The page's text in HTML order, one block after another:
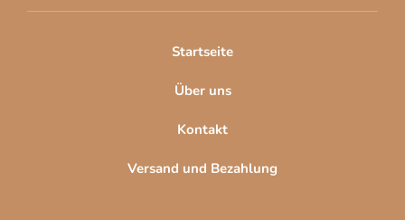
Startseite
Über uns
Kontakt
Versand und Bezahlung